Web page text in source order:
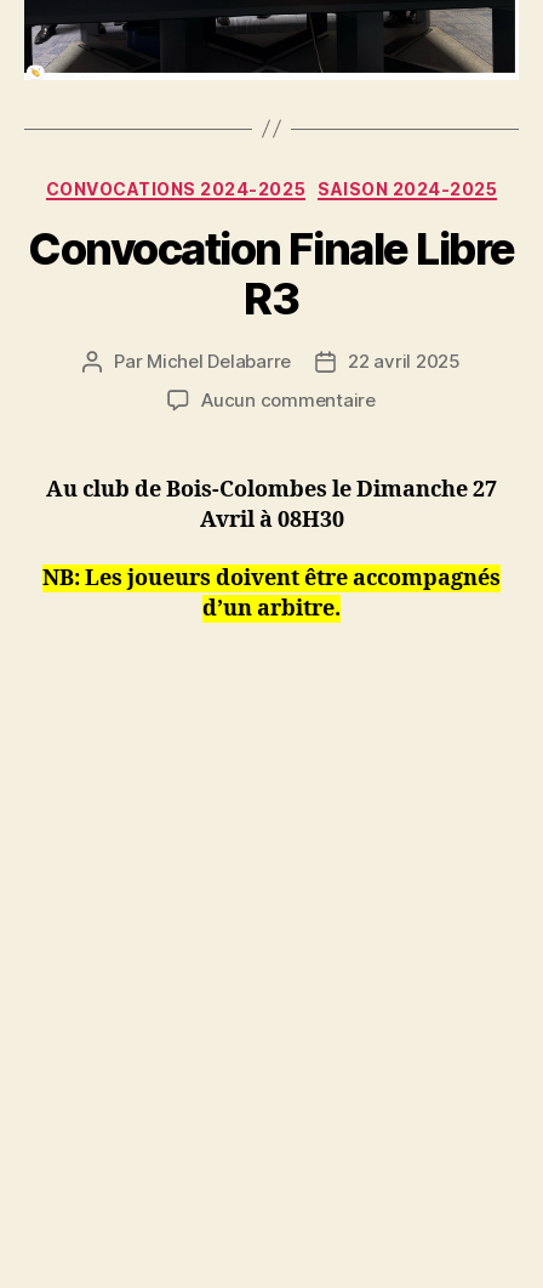
Catégories
CONVOCATIONS 2024-2025 SAISON 2024-2025
Convocation Finale Libre
R3
Auteur
Par Michel Delabarre
Date
de
22 avril 2025
Aucun commentairesur
Libre
Au club de Bois-Colombes le Dimanche 27
Avril à 08H30
NB: Les joueurs doivent être accompagnés
d’un arbitre.